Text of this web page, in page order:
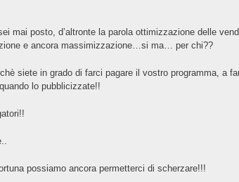
mai posto, d’altronte la parola ottimizzazione delle
e ancora massimizzazione…si ma… per chi??
siete in grado di farci pagare il vostro programma, a
lo pubblicizzate!!
possiamo ancora permetterci di scherzare!!!